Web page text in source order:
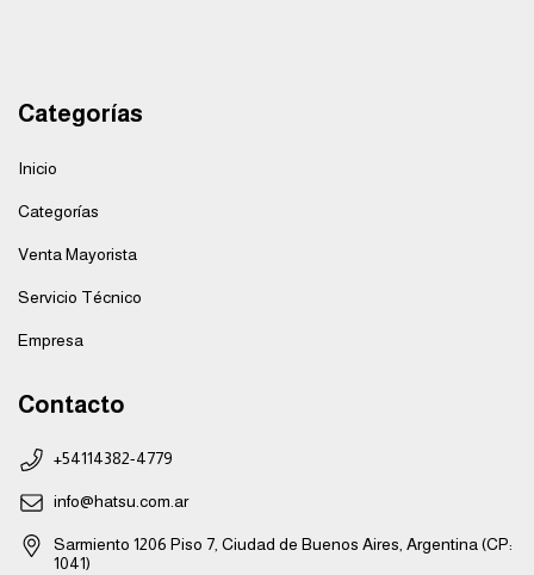
Categorías
Inicio
Categorías
Venta Mayorista
Servicio Técnico
Empresa
Contacto
+54114382-4779
info@hatsu.com.ar
Sarmiento 1206 Piso 7, Ciudad de Buenos Aires, Argentina (CP:
1041)